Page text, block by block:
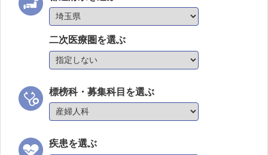
二次医療圏を選ぶ
標榜科・募集科目を選ぶ
疾患を選ぶ